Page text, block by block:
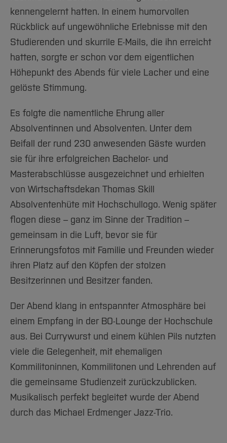
kennengelernt hatten. In einem humorvollen
Rückblick auf ungewöhnliche Erlebnisse mit den
Studierenden und skurrile E-Mails, die ihn erreicht
hatten, sorgte er schon vor dem eigentlichen
Höhepunkt des Abends für viele Lacher und eine
gelöste Stimmung.
Es folgte die namentliche Ehrung aller
Absolventinnen und Absolventen. Unter dem
Beifall der rund 230 anwesenden Gäste wurden
sie für ihre erfolgreichen Bachelor- und
Masterabschlüsse ausgezeichnet und erhielten
von Wirtschaftsdekan Thomas Skill
Absolventenhüte mit Hochschullogo. Wenig später
flogen diese – ganz im Sinne der Tradition –
gemeinsam in die Luft, bevor sie für
Erinnerungsfotos mit Familie und Freunden wieder
ihren Platz auf den Köpfen der stolzen
Besitzerinnen und Besitzer fanden.
Der Abend klang in entspannter Atmosphäre bei
einem Empfang in der BO-Lounge der Hochschule
aus. Bei Currywurst und einem kühlen Pils nutzten
viele die Gelegenheit, mit ehemaligen
Kommilitoninnen, Kommilitonen und Lehrenden auf
die gemeinsame Studienzeit zurückzublicken.
Musikalisch perfekt begleitet wurde der Abend
durch das Michael Erdmenger Jazz-Trio.